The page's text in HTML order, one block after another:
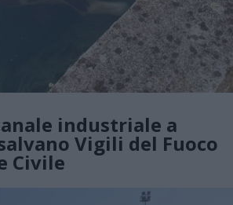
industriale a
Vigili del Fuoco
Civile